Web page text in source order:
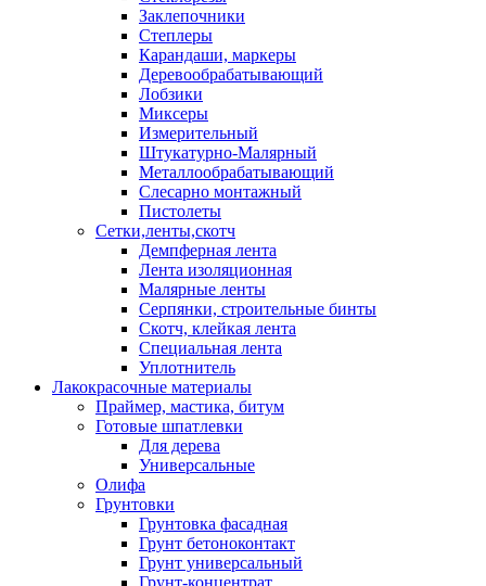
Заклепочники
Степлеры
Карандаши, маркеры
Деревообрабатывающий
Лобзики
Миксеры
Измерительный
Штукатурно-Малярный
Металлообрабатывающий
Слесарно монтажный
Пистолеты
Сетки,ленты,скотч
Демпферная лента
Лента изоляционная
Малярные ленты
Серпянки, строительные бинты
Скотч, клейкая лента
Специальная лента
Уплотнитель
Лакокрасочные материалы
Праймер, мастика, битум
Готовые шпатлевки
Для дерева
Универсальные
Олифа
Грунтовки
Грунтовка фасадная
Грунт бетоноконтакт
Грунт универсальный